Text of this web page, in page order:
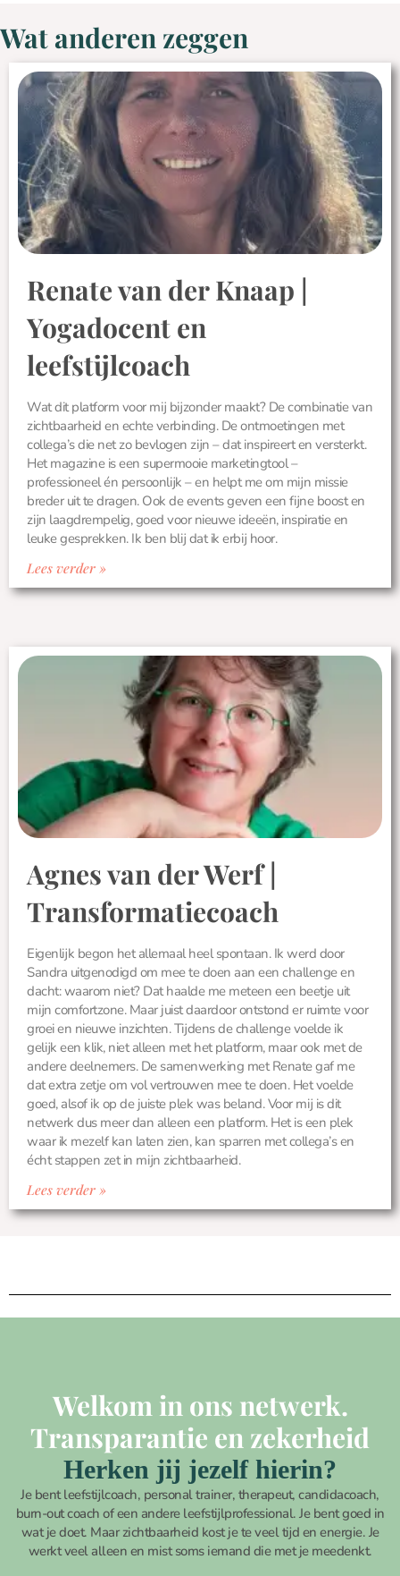
Wat anderen zeggen
Renate van der Knaap |
Yogadocent en
leefstijlcoach
Wat dit platform voor mij bijzonder maakt? De combinatie van
zichtbaarheid en echte verbinding. De ontmoetingen met
collega’s die net zo bevlogen zijn – dat inspireert en versterkt.
Het magazine is een supermooie marketingtool –
professioneel én persoonlijk – en helpt me om mijn missie
breder uit te dragen. Ook de events geven een fijne boost en
zijn laagdrempelig, goed voor nieuwe ideeën, inspiratie en
leuke gesprekken. Ik ben blij dat ik erbij hoor.
Lees verder »
Agnes van der Werf |
Transformatiecoach
Eigenlijk begon het allemaal heel spontaan. Ik werd door
Sandra uitgenodigd om mee te doen aan een challenge en
dacht: waarom niet? Dat haalde me meteen een beetje uit
mijn comfortzone. Maar juist daardoor ontstond er ruimte voor
groei en nieuwe inzichten. Tijdens de challenge voelde ik
gelijk een klik, niet alleen met het platform, maar ook met de
andere deelnemers. De samenwerking met Renate gaf me
dat extra zetje om vol vertrouwen mee te doen. Het voelde
goed, alsof ik op de juiste plek was beland. Voor mij is dit
netwerk dus meer dan alleen een platform. Het is een plek
waar ik mezelf kan laten zien, kan sparren met collega’s en
écht stappen zet in mijn zichtbaarheid.
Lees verder »
Welkom in ons netwerk.
Transparantie en zekerheid
Herken jij jezelf hierin?
Je bent leefstijlcoach, personal trainer, therapeut, candidacoach,
burn-out coach of een andere leefstijlprofessional. Je bent goed in
wat je doet. Maar zichtbaarheid kost je te veel tijd en energie. Je
werkt veel alleen en mist soms iemand die met je meedenkt.